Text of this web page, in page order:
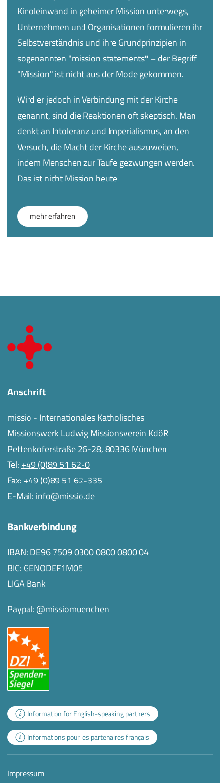
Kinoleinwand in geheimer Mission unterwegs,
Unternehmen und Organisationen formulieren ihr
Selbstverständnis und ihre Grundprinzipien in
sogenannten "mission statements"– der Begriff
"Mission" ist nicht aus der Mode gekommen.
Wird er jedoch in Verbindung mit der Kirche
genannt, sind die Reaktionen oft skeptisch. Man
denkt an Intoleranz und Imperialismus, an den
Versuch, die Macht der Kirche auszuweiten,
indem Menschen zur Taufe gezwungen werden.
Das ist nicht Mission heute.
mehr erfahren
Anschrift
missio - Internationales Katholisches
Missionswerk Ludwig Missionsverein KdöR
Pettenkoferstraße 26-28, 80336 München
Tel: +49 (0)89 51 62-0
Fax: +49 (0)89 51 62-335
E-Mail: info@missio.de
Bankverbindung
IBAN: DE96 7509 0300 0800 0800 04
BIC: GENODEF1M05
LIGA Bank
Paypal: @missiomuenchen
Information for English-speaking partners
Informations pour les partenaires français
Impressum